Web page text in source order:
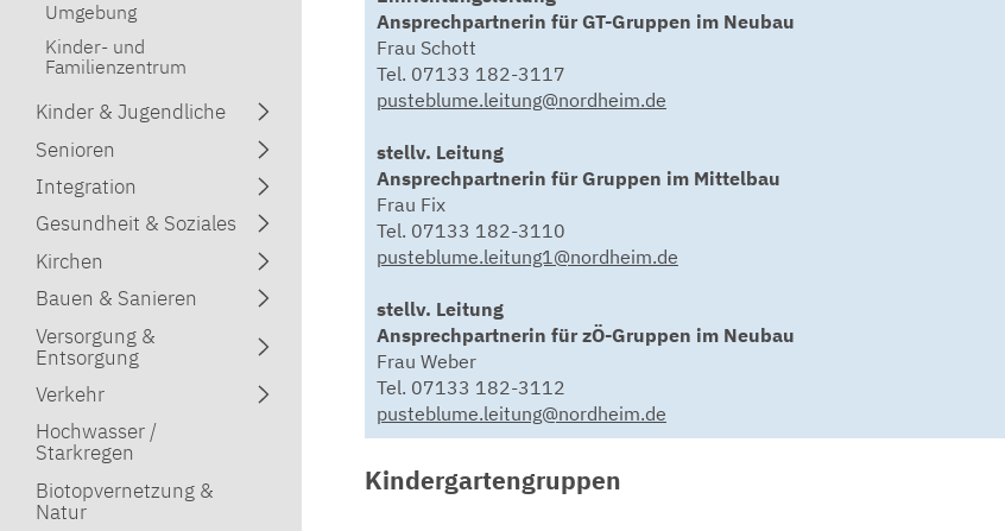
Ansprechpartnerin für GT-Gruppen im Neubau
Frau Schott
Tel. 07133 182-3117
pusteblume.leitung@nordheim.de
stellv. Leitung
Ansprechpartnerin für Gruppen im Mittelbau
Frau Fix
Tel. 07133 182-3110
pusteblume.leitung1@nordheim.de
stellv. Leitung
Ansprechpartnerin für zÖ-Gruppen im Neubau
Frau Weber
Tel. 07133 182-3112
pusteblume.leitung@nordheim.de
Kindergartengruppen
Umgebung
Kinder- und
Familienzentrum
Kinder & Jugendliche
Senioren
Integration
Gesundheit & Soziales
Kirchen
Bauen & Sanieren
Versorgung &
Entsorgung
Verkehr
Hochwasser /
Starkregen
Biotopvernetzung &
Natur